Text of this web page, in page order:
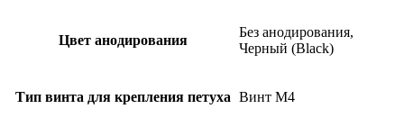
Цвет анодирования
Без анодирования,
Черный (Black)
Тип винта для крепления петуха Винт M4